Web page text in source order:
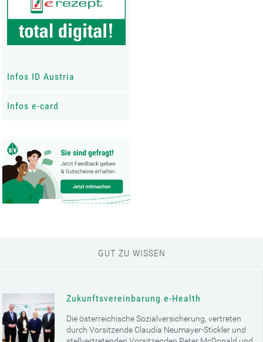
Infos ID Austria
Infos e-card
GUT ZU WISSEN
Zukunftsvereinbarung e-Health
Die österreichische Sozialversicherung, vertreten
durch Vorsitzende Claudia Neumayer-Stickler und